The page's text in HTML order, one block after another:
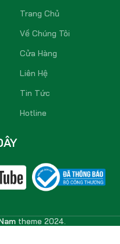
Trang Chủ
Về Chúng Tôi
Cửa Hàng
Liên Hệ
Tin Tức
Hotline
theme 2024.